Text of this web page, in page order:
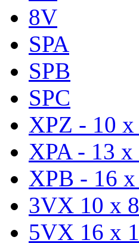
8V
SPA
SPB
SPC
XPZ - 10 x
XPA - 13 x
XPB - 16
3VX 10 x
5VX 16 x